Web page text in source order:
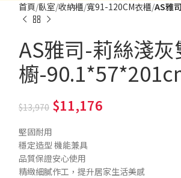
首頁 臥室 收納櫃 寬91-120CM衣櫃 AS雅
AS雅司-莉絲淺
櫥-
13,970 11,176
堅固耐用
穩定造型 機能兼具
品質保證安心使用
精緻細膩作工，提升居家生活美感